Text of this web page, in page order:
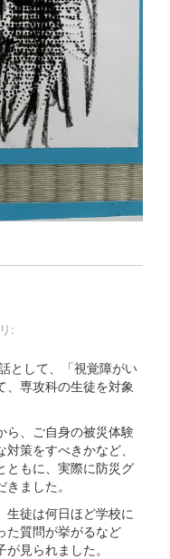
:
として、「視覚障がい
、専攻科の生徒を対象
ら、ご自身の被災体験
策をすべきかなど、
ともに、実際に防災グ
ました。
生徒は何日ほど学校に
た質問が挙がるなど
見られました。